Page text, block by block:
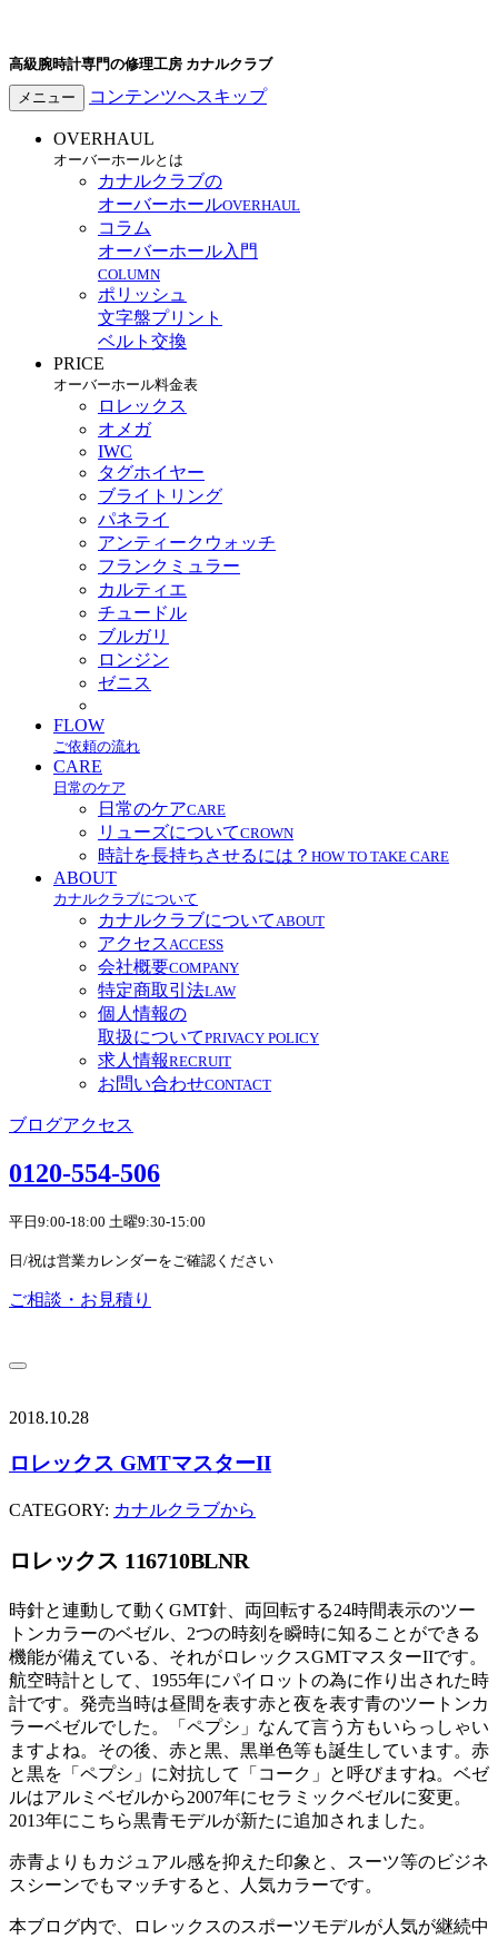
高級腕時計専門の修理工房 カナルクラブ
メニュー コンテンツへスキップ
OVERHAUL
オーバーホールとは
カナルクラブの
オーバーホールOVERHAUL
コラム
オーバーホール入門
COLUMN
ポリッシュ
文字盤プリント
ベルト交換
PRICE
オーバーホール料金表
ロレックス
オメガ
IWC
タグホイヤー
ブライトリング
パネライ
アンティークウォッチ
フランクミュラー
カルティエ
チュードル
ブルガリ
ロンジン
ゼニス
FLOW
ご依頼の流れ
CARE
日常のケア
日常のケアCARE
リューズについてCROWN
時計を長持ちさせるには？ HOW TO TAKE CARE
ABOUT
カナルクラブについて
カナルクラブについて ABOUT
アクセス ACCESS
会社概要COMPANY
特定商取引法LAW
個人情報の
取扱についてPRIVACY POLICY
求人情報RECRUIT
お問い合わせCONTACT
ブログアクセス
0120-554-506
平日9:00-18:00 土曜9:30-15:00
日/祝は営業カレンダーをご確認ください
ご相談・お見積り
2018.10.28
ロレックス GMTマスターII
CATEGORY: カナルクラブから
ロレックス 116710BLNR
時針と連動して動くGMT針、両回転する24時間表示のツー
トンカラーのベゼル、2つの時刻を瞬時に知ることができる
機能が備えている、それがロレックスGMTマスターIIです。
航空時計として、1955年にパイロットの為に作り出された時
計です。発売当時は昼間を表す赤と夜を表す青のツートンカ
ラーベゼルでした。「ペプシ」なんて言う方もいらっしゃい
ますよね。その後、赤と黒、黒単色等も誕生しています。赤
と黒を「ペプシ」に対抗して「コーク」と呼びますね。ベゼ
ルはアルミベゼルから2007年にセラミックベゼルに変更。
2013年にこちら黒青モデルが新たに追加されました。
赤青よりもカジュアル感を抑えた印象と、スーツ等のビジネ
スシーンでもマッチすると、人気カラーです。
本ブログ内で、ロレックスのスポーツモデルが人気が継続中